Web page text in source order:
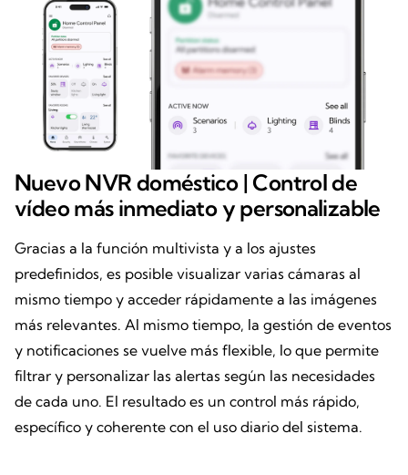
Nuevo NVR doméstico | Control de
vídeo más inmediato y personalizable
Gracias a la función multivista y a los ajustes
predefinidos, es posible visualizar varias cámaras al
mismo tiempo y acceder rápidamente a las imágenes
más relevantes. Al mismo tiempo, la gestión de eventos
y notificaciones se vuelve más flexible, lo que permite
filtrar y personalizar las alertas según las necesidades
de cada uno. El resultado es un control más rápido,
específico y coherente con el uso diario del sistema.